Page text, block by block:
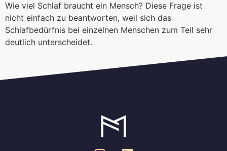
Wie viel Schlaf braucht ein Mensch? Diese Frage ist
nicht einfach zu beantworten, weil sich das
Schlafbedürfnis bei einzelnen Menschen zum Teil sehr
deutlich unterscheidet.